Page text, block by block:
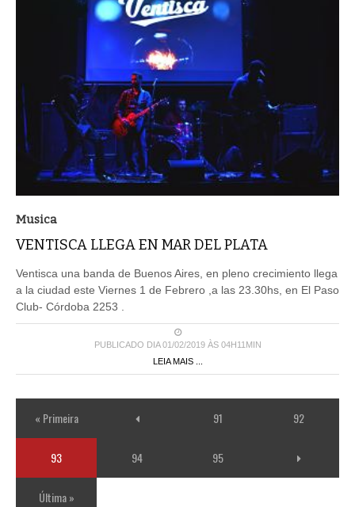
Musica
VENTISCA LLEGA EN MAR DEL PLATA
Ventisca una banda de Buenos Aires, en pleno crecimiento llega
a la ciudad este Viernes 1 de Febrero ,a las 23.30hs, en El Paso
Club- Córdoba 2253 .
PUBLICADO DIA 01/02/2019 ÀS 04H11MIN
LEIA MAIS ...
« Primeira 91 92
93 94 95
Última »